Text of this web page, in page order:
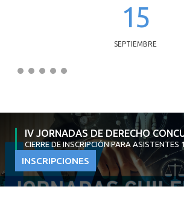
15
SEPTIEMBRE
IV JORNADAS DE DERECHO
CIERRE DE INSCRIPCIÓN PARA ASISTENTES
INSCRIPCIONES